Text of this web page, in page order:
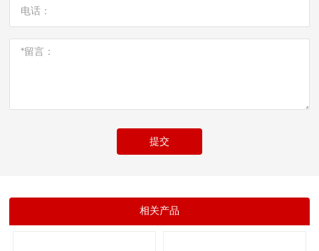
提交
相关产品